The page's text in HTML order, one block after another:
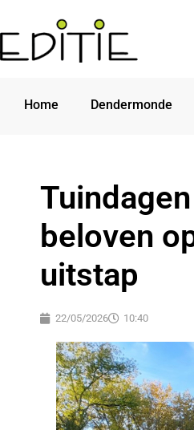
Home Dendermonde
beloven
uitstap
22/05/2026 10:40